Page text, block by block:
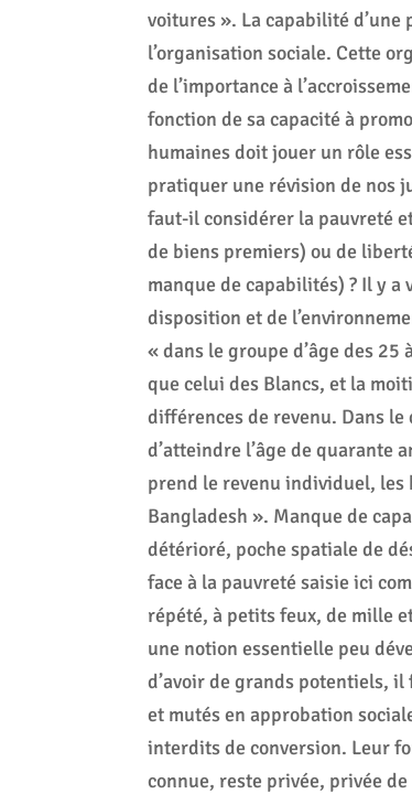
voitures ». La capabilité
l’organisation sociale. Cette
de l’importance à
fonction de sa capacité à
humaines doit jouer un rôle
pratiquer une révision de nos
faut-il considérer la pauvreté
de biens premiers) ou de
manque de capabilités) ? Il y
disposition et de
« dans le groupe d’âge des
que celui des Blancs, et la
différences de revenu. Dans
d’atteindre l’âge de quarante
prend le revenu individuel, les
Bangladesh ». Manque de
détérioré, poche spatiale de
face à la pauvreté saisie ici
répété, à petits feux, de mille
une notion essentielle peu
d’avoir de grands potentiels, il
et mutés en approbation
interdits de conversion. Leur
connue, reste privée, privée